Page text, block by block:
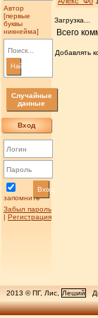
Автор
[первые
буквы
никнейма]
Найти
Случайные
данные
Вход
запомнить
Вход
Забыл пароль
| Регистрация
Загрузка...
Всего
Добавлять
2013 © ПГ, Лис, Леший